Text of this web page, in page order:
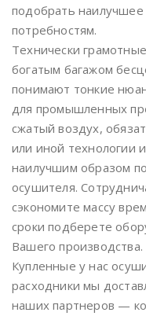
подобрать
потребностям.
Технически
богатым багажом
понимают тонкие
для промышленных
сжатый воздух,
или иной технологии
наилучшим образом
осушителя.
сэкономите массу
сроки подберете
Вашего производства.
Купленные у нас
расходники мы
наших партнеров —